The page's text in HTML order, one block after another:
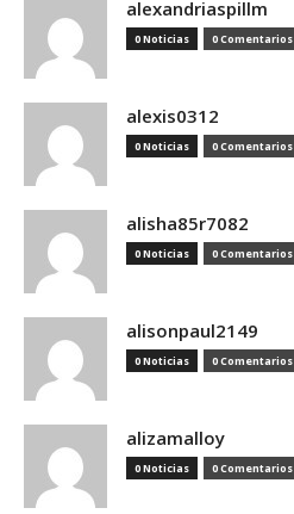
alexandriaspillm
0 Noticias 0 Comentarios
alexis0312
0 Noticias 0 Comentarios
alisha85r7082
0 Noticias 0 Comentarios
alisonpaul2149
0 Noticias 0 Comentarios
alizamalloy
0 Noticias 0 Comentarios